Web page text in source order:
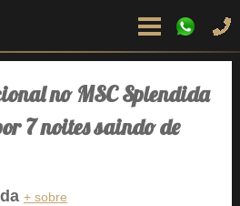
no MSC Splendida
7 noites saindo de
+ sobre